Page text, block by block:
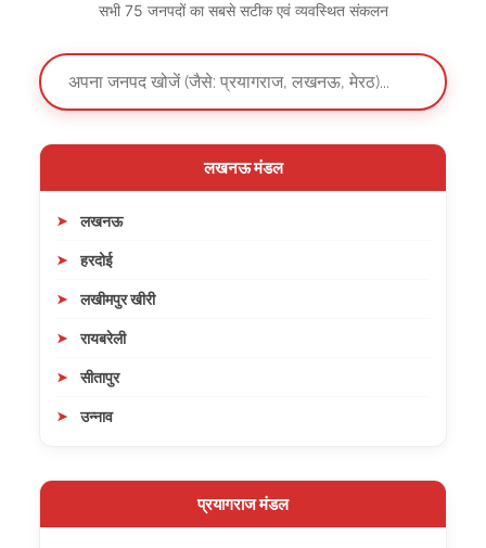
सभी 75 जनपदों का सबसे सटीक एवं व्यवस्थित संकलन
लखनऊ मंडल
लखनऊ
हरदोई
लखीमपुर खीरी
रायबरेली
सीतापुर
उन्नाव
प्रयागराज मंडल